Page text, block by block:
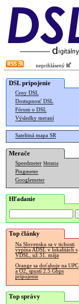
neprihlásený
DSL pripojenie
Ceny DSL
Dostupnosť DSL
Fórum o DSL
Výsledky meraní
Satelitná mapa SR
Merače
Speedmeter Merania
Pingmeter
Googlemeter
Hľadanie
Top články
Na Slovensku sa v tichosti
vypína ADSL v lokalitách s
VDSL, už 31. mája
Orange sa doťahuje na UPC
a O2, spustí 2.5 Gbps
pripojenie
Top správy